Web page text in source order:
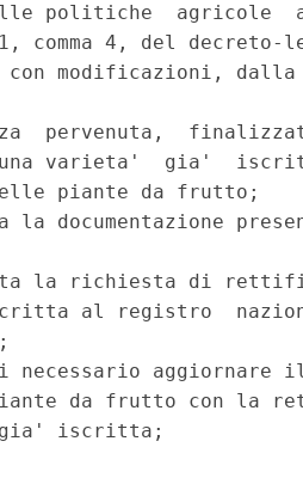
politiche  agricole
comma 4, del decreto-
modificazioni, dalla
pervenuta,
una varieta'  gia'
piante da frutto;
la documentazione
la richiesta di
al registro
necessario aggiornare
da frutto con la
gia' iscritta;